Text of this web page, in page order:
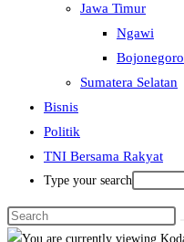
Jawa Timur
Ngawi
Bojonegoro
Sumatera Selatan
Bisnis
Politik
TNI Bersama Rakyat
Type your search